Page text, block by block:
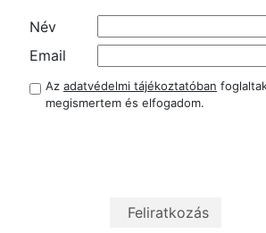
Név
Email
Az adatvédelmi tájékoztatóban
megismertem és elfogadom.